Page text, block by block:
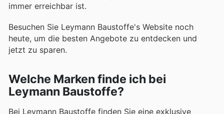
immer erreichbar ist.
Besuchen Sie Leymann Baustoffe's Website noch
heute, um die besten Angebote zu entdecken und
jetzt zu sparen.
Welche Marken finde ich bei
Leymann Baustoffe?
Bei Leymann Baustoffe finden Sie eine exklusive